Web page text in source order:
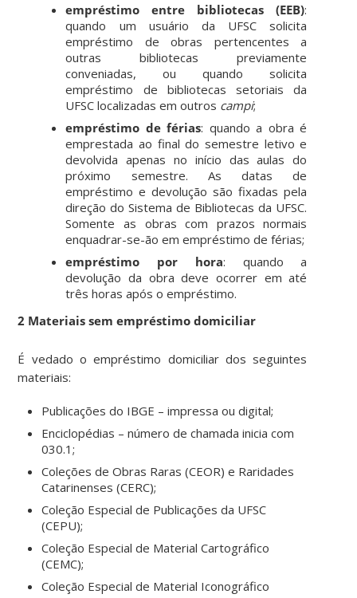
empréstimo entre bibliotecas (EEB):
quando um usuário da UFSC solicita
empréstimo de obras pertencentes a
outras bibliotecas previamente
conveniadas, ou quando solicita
empréstimo de bibliotecas setoriais da
UFSC localizadas em outros campi;
empréstimo de férias: quando a obra é
emprestada ao final do semestre letivo e
devolvida apenas no início das aulas do
próximo semestre. As datas de
empréstimo e devolução são fixadas pela
direção do Sistema de Bibliotecas da UFSC.
Somente as obras com prazos normais
enquadrar-se-ão em empréstimo de férias;
empréstimo por hora: quando a
devolução da obra deve ocorrer em até
três horas após o empréstimo.
2 Materiais sem empréstimo domiciliar
É vedado o empréstimo domiciliar dos seguintes
materiais:
Publicações do IBGE – impressa ou digital;
Enciclopédias – número de chamada inicia com
030.1;
Coleções de Obras Raras (CEOR) e Raridades
Catarinenses (CERC);
Coleção Especial de Publicações da UFSC
(CEPU);
Coleção Especial de Material Cartográfico
(CEMC);
Coleção Especial de Material Iconográfico